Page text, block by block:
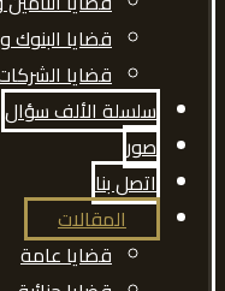
قضايا البنوك
قضايا
سلسلة الألف سؤال
صور
اتصل بنا
المقالات
قضايا عامة